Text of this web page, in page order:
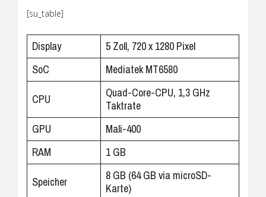
[su_table]
Display
5 Zoll, 720 x 1280 Pixel
SoC
Mediatek MT6580
CPU
Quad-Core-CPU, 1,3 GHz
Taktrate
GPU
Mali-400
RAM
1 GB
Speicher
8 GB (64 GB via microSD-
Karte)